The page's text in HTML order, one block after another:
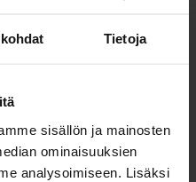
Tietoja
sisällön ja mainosten
ominaisuuksien
analysoimiseen. Lisäksi
–
Mestarit